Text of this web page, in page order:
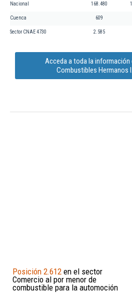
Nacional 168.480
Cuenca 609
Sector CNAE 4730 2.585
Acceda a toda la información
Combustibles Hermanos
Posición 2.612 en el sector
Comercio al por menor de
combustible para la automoción